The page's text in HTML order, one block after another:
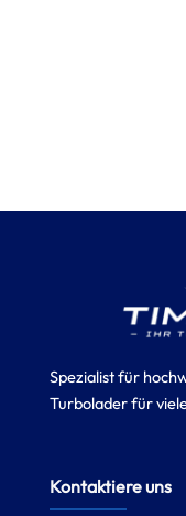
Spezialist für
Turbolader für
Kontaktiere uns